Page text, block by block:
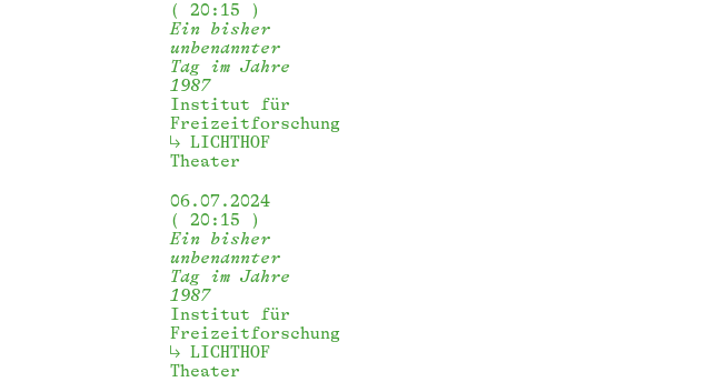
20:15
Ein bisher
unbenannter
Tag im Jahre
1987
Institut für
Freizeitforschung
LICHTHOF
Theater
06.07.2024
20:15
Ein bisher
unbenannter
Tag im Jahre
1987
Institut für
Freizeitforschung
LICHTHOF
Theater